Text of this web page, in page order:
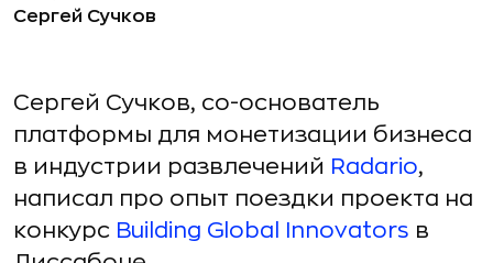
Сергей Сучков
Сергей Сучков, со-основатель
платформы для монетизации бизнеса
в индустрии развлечений Radario,
написал про опыт поездки проекта на
конкурс Building Global Innovators в